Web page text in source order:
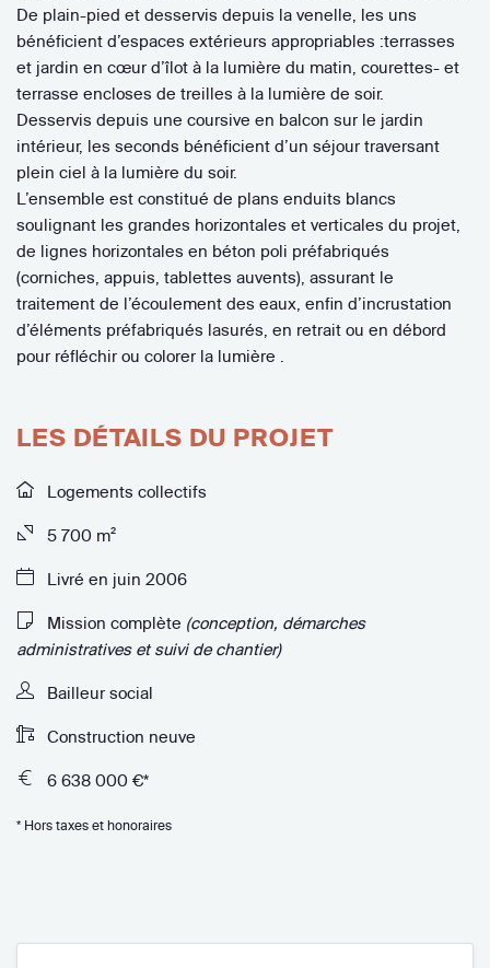
De plain-pied et desservis depuis la venelle, les uns
bénéficient d’espaces extérieurs appropriables :terrasses
et jardin en cœur d’îlot à la lumière du matin, courettes- et
terrasse encloses de treilles à la lumière de soir.
Desservis depuis une coursive en balcon sur le jardin
intérieur, les seconds bénéficient d’un séjour traversant
plein ciel à la lumière du soir.
L’ensemble est constitué de plans enduits blancs
soulignant les grandes horizontales et verticales du projet,
de lignes horizontales en béton poli préfabriqués
(corniches, appuis, tablettes auvents), assurant le
traitement de l’écoulement des eaux, enfin d’incrustation
d’éléments préfabriqués lasurés, en retrait ou en débord
pour réfléchir ou colorer la lumière .
LES DÉTAILS DU PROJET
Logements collectifs
5 700 m²
Livré en juin 2006
Mission complète (conception, démarches
administratives et suivi de chantier)
Bailleur social
Construction neuve
6 638 000 €*
* Hors taxes et honoraires